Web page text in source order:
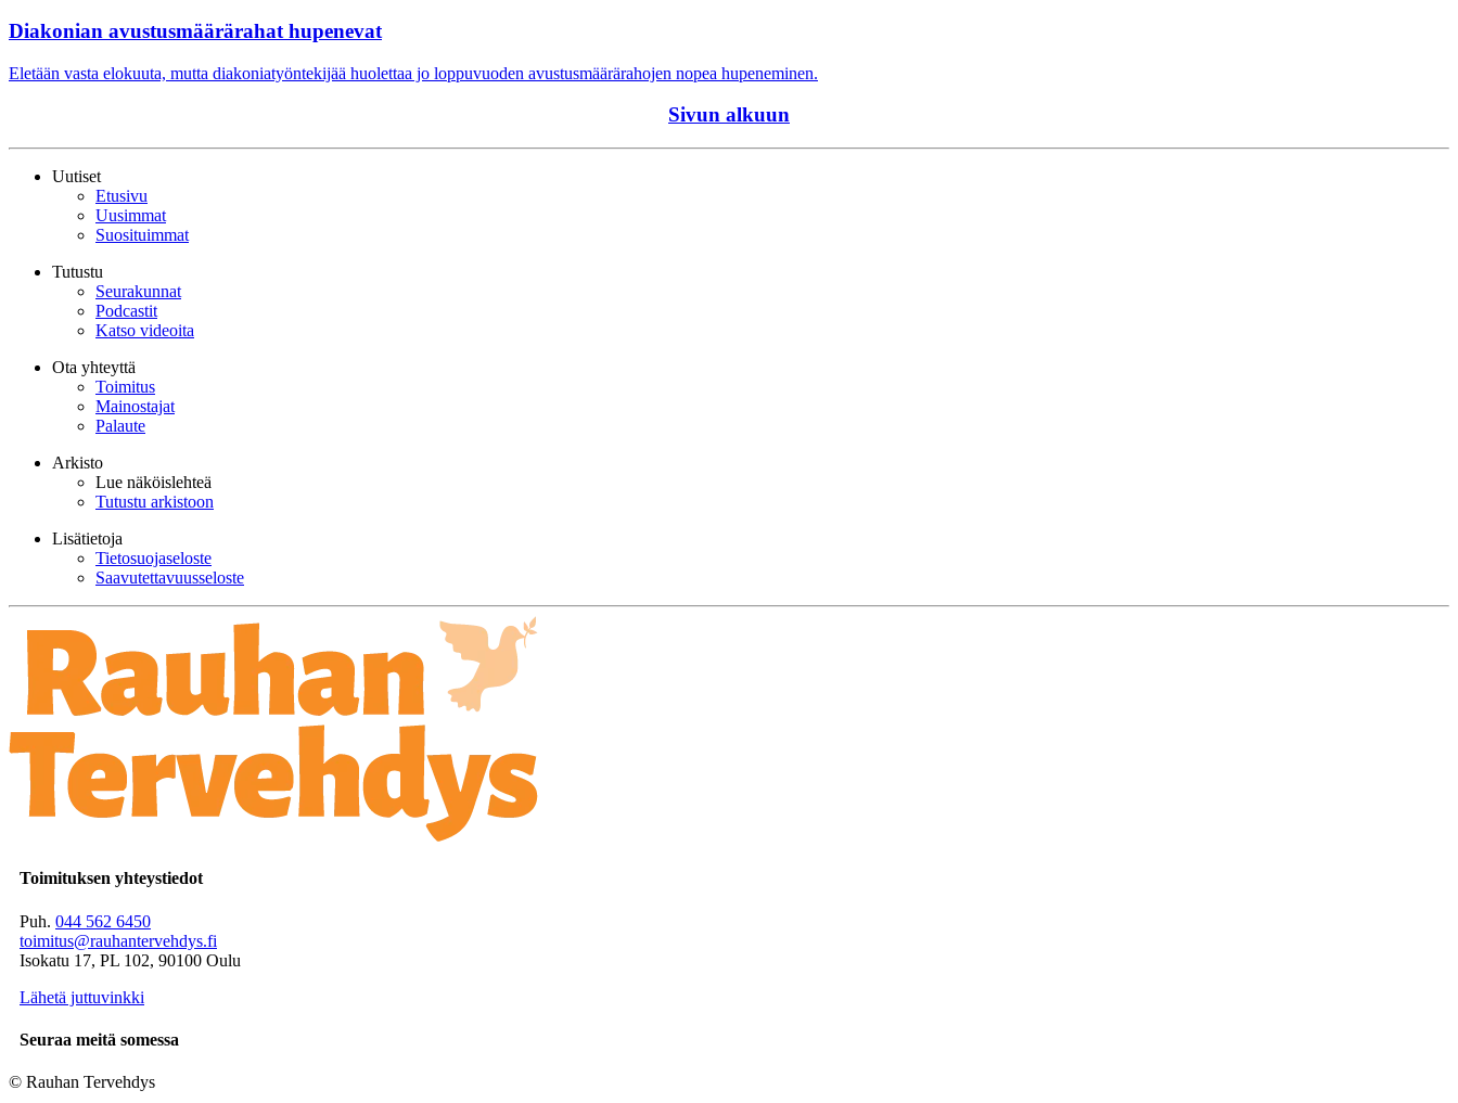
Diakonian avustusmäärärahat hupenevat
Eletään vasta elokuuta, mutta diakoniatyöntekijää huolettaa jo loppuvuoden avustusmäärärahojen nopea hupeneminen.
Sivun alkuun
Uutiset
Etusivu
Uusimmat
Suosituimmat
Tutustu
Seurakunnat
Podcastit
Katso videoita
Ota yhteyttä
Toimitus
Mainostajat
Palaute
Arkisto
Lue näköislehteä
Tutustu arkistoon
Lisätietoja
Tietosuojaseloste
Saavutettavuusseloste
Toimituksen yhteystiedot
Puh. 044 562 6450
toimitus@rauhantervehdys.fi
Isokatu 17, PL 102, 90100 Oulu
Lähetä juttuvinkki
Seuraa meitä somessa
© Rauhan Tervehdys